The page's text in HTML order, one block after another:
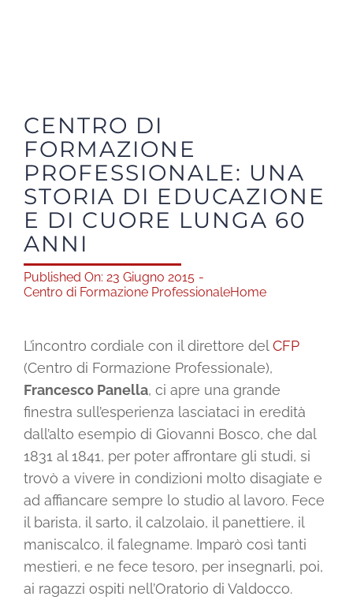
Mediaroom
CARRELLO
Officina Solidale
CENTRO DI
FORMAZIONE
PROFESSIONALE: UNA
STORIA DI EDUCAZIONE
E DI CUORE LUNGA 60
ANNI
Published On: 23 Giugno 2015 -
Centro di Formazione ProfessionaleHome
L’incontro cordiale con il direttore delCFP
(Centro di Formazione Professionale),
Francesco Panella, ci apre una grande
finestra sull’esperienza lasciataci in eredità
dall’alto esempio di Giovanni Bosco, che dal
1831 al 1841, per poter affrontare gli studi, si
trovò a vivere in condizioni molto disagiate e
ad affiancare sempre lo studio al lavoro. Fece
il barista, il sarto, il calzolaio, il panettiere, il
maniscalco, il falegname. Imparò così tanti
mestieri, e ne fece tesoro, per insegnarli, poi,
ai ragazzi ospiti nell’Oratorio di Valdocco.